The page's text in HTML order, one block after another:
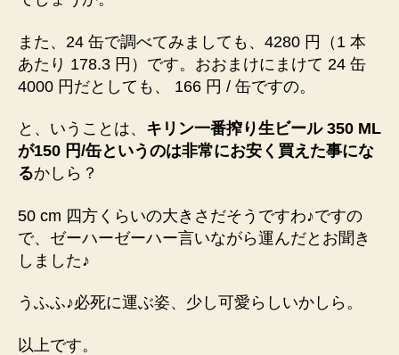
また、24 缶で調べてみましても、4280 円（1 本
あたり 178.3 円）です。おおまけにまけて 24 缶
4000 円だとしても、 166 円 / 缶ですの。
と、いうことは、 キリン一番搾り生ビール 350 ML
が150 円/缶というのは非常にお安く買えた事にな
るかしら？
50 cm 四方くらいの大きさだそうですわ♪ですの
で、ゼーハーゼーハー言いながら運んだとお聞き
しました♪
うふふ♪必死に運ぶ姿、少し可愛らしいかしら。
以上です。